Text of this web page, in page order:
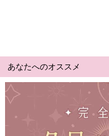
あなたへのオススメ